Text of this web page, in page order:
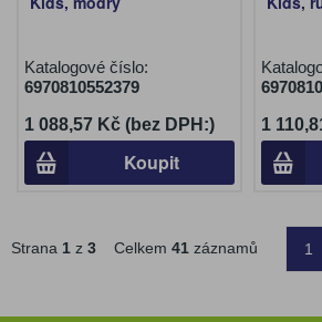
Katalogové číslo:
6970810552379
1 088,57 Kč (bez DPH:)
Koupit
1
Strana 1 z 3 Celkem 41 záznamů 1